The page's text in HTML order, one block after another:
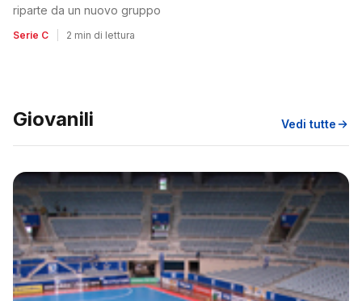
riparte da un nuovo gruppo
Serie C 2 min di lettura
Giovanili Vedi tutte